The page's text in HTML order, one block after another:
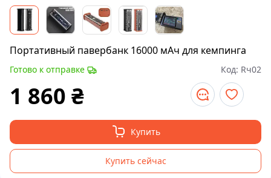
Портативный павербанк 16000 мАч для кемпинга
Готово к отправке Код: Rч02
1 860 ₴
Купить
Купить сейчас